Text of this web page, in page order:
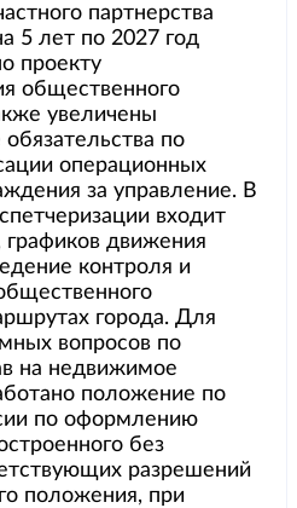
партнерства
5 лет по 2027 год
проекту
общественного
увеличены
по
операционных
за управление. В
входит
графиков движения
контроля и
города. Для
вопросов по
на недвижимое
положение по
по оформлению
без
разрешений
положения, при